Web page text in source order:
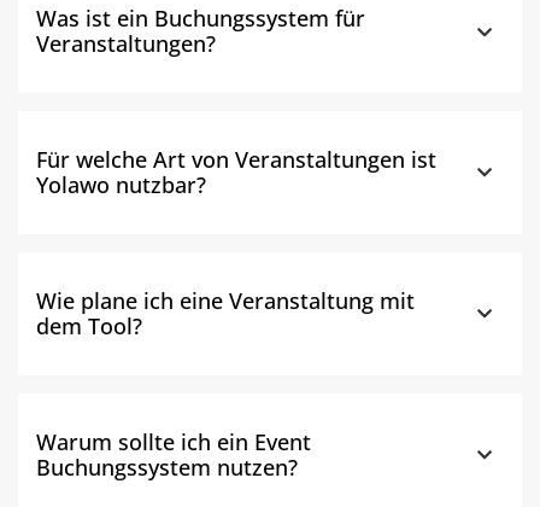
Was ist ein Buchungssystem für
Veranstaltungen?
Für welche Art von Veranstaltungen ist
Yolawo nutzbar?
Wie plane ich eine Veranstaltung mit
dem Tool?
Warum sollte ich ein Event
Buchungssystem nutzen?